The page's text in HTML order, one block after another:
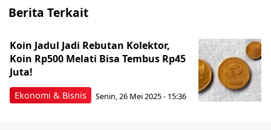
Berita Terkait
Ekonomi & Bisnis
Koin Jadul Jadi Rebutan Kolektor,
Koin Rp500 Melati Bisa Tembus Rp45
Juta!
Senin, 26 Mei 2025 - 15:36